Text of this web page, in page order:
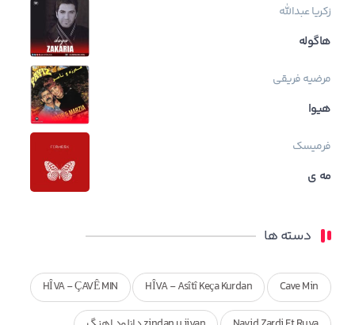
زکریا عبدالله
هاگوله
مرضیه فریقی
هیوا
فرمیسک
مه ی
دسته ها
Cave Min
HÎVA - Asîtî Keça Kurdan
HÎVA - ÇAVÊ MIN